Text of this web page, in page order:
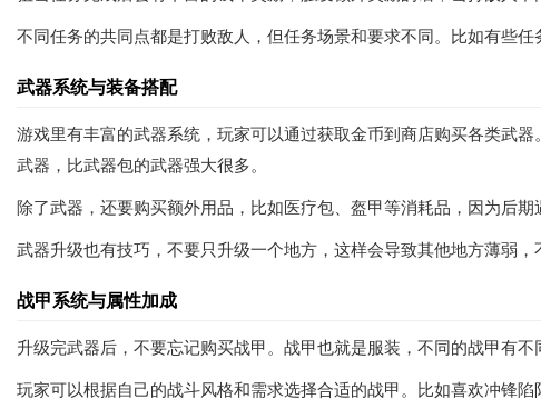
不同任务的共同点都是打败敌人，但任务场景和要求不同。比如有些
武器系统与装备搭配
游戏里有丰富的武器系统，玩家可以通过获取金币到商店购买各类武
武器，比武器包的武器强大很多。
除了武器，还要购买额外用品，比如医疗包、盔甲等消耗品，因为后
武器升级也有技巧，不要只升级一个地方，这样会导致其他地方薄弱
战甲系统与属性加成
升级完武器后，不要忘记购买战甲。战甲也就是服装，不同的战甲有
玩家可以根据自己的战斗风格和需求选择合适的战甲。比如喜欢冲锋